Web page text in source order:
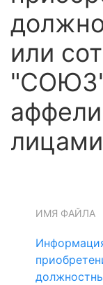
или
ИМЯ ФАЙЛА